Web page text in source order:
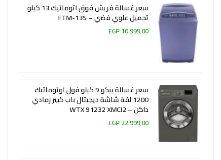
سعر غسالة فريش فوق اتوماتيك 13 كيلو
تحميل علوي فضي – FTM-13S
10.999,00 EGP
سعر غسالة بيكو 9 كيلو فول اوتوماتيك
1200 لفة شاشة ديجيتال باب كبير رمادي
داكن – WTX 91232 XMCI2
22.999,00 EGP